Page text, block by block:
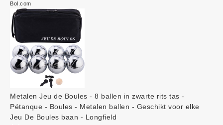
Bol.com
Metalen Jeu de Boules - 8 ballen in zwarte rits tas -
Pétanque - Boules - Metalen ballen - Geschikt voor elke
Jeu De Boules baan - Longfield